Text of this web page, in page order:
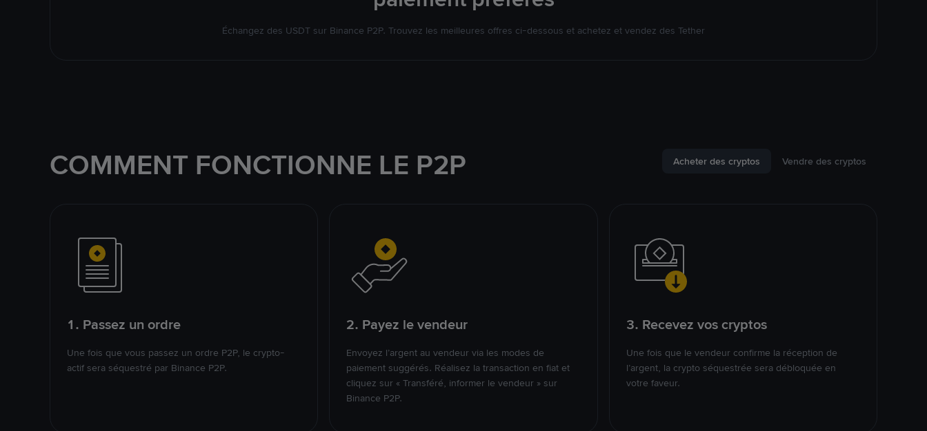
Échangez des USDT sur Binance P2P. Trouvez les meilleures offres ci-dessous et achetez et vendez des Tether
COMMENT FONCTIONNE LE P2P Acheter des cryptos Vendre des cryptos
1. Passez un ordre
Une fois que vous passez un ordre P2P, le crypto-
actif sera séquestré par Binance P2P.
2. Payez le vendeur
Envoyez l’argent au vendeur via les modes de
paiement suggérés. Réalisez la transaction en fiat et
cliquez sur « Transféré, informer le vendeur » sur
Binance P2P.
3. Recevez vos cryptos
Une fois que le vendeur confirme la réception de
l’argent, la crypto séquestrée sera débloquée en
votre faveur.